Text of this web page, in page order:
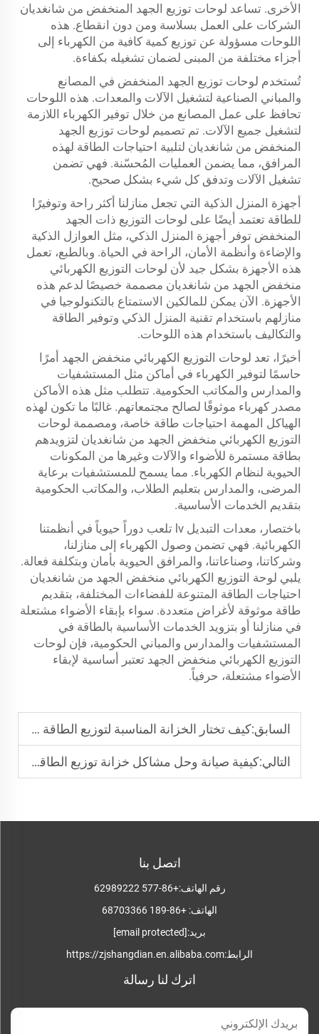
الأخرى. تساعد لوحات توزيع الجهد المنخفض من شانغديان
الشركات على العمل بسلاسة ومن دون انقطاع. هذه
اللوحات مسؤولة عن توزيع كمية كافية من الكهرباء إلى
أجزاء مختلفة من المبنى لضمان تشغيله بكفاءة.
تُستخدم لوحات توزيع الجهد المنخفض في المصانع
والمباني الصناعية لتشغيل الآلات والمعدات. هذه اللوحات
تحافظ على عمل المصانع من خلال توفير الكهرباء اللازمة
لتشغيل جميع الآلات. تم تصميم لوحات توزيع الجهد
المنخفض من شانغديان لتلبية احتياجات الطاقة لهذه
المرافق، مما يضمن العمليات المُحسّنة. فهي تضمن
تشغيل الآلات وتدفق كل شيء بشكل صحيح.
أجهزة المنزل الذكية التي تجعل منازلنا أكثر راحة وتوفيرًا
للطاقة تعتمد أيضًا على لوحات التوزيع ذات الجهد
المنخفض توفر أجهزة المنزل الذكي، مثل العوازل الذكية
والإضاءة وأنظمة الأمان، الراحة في الحياة. وبالطبع، تعمل
هذه الأجهزة بشكل جيد لأن لوحات التوزيع الكهربائي
منخفض الجهد من شانغديان مصممة خصيصًا لدعم هذه
الأجهزة. الآن يمكن للمالكين الاستمتاع بالتكنولوجيا في
منازلهم باستخدام تقنية المنزل الذكي وتوفير الطاقة
والتكاليف باستخدام هذه اللوحات.
أخيرًا، تعد لوحات التوزيع الكهربائي منخفض الجهد أمرًا
حاسمًا لتوفير الكهرباء في أماكن مثل المستشفيات
والمدارس والمكاتب الحكومية. تتطلب مثل هذه الأماكن
مصدر كهرباء موثوقًا لصالح مجتمعاتهم. غالبًا ما تكون لهذه
الهياكل المهمة احتياجات طاقة خاصة، ومصممة لوحات
التوزيع الكهربائي منخفض الجهد من شانغديان لتزويدهم
بطاقة مستمرة للأضواء والآلات وغيرها من المكونات
الحيوية لنظام الكهرباء. مما يسمح للمستشفيات برعاية
المرضى، والمدارس بتعليم الطلاب، والمكاتب الحكومية
بتقديم الخدمات الأساسية.
باختصار، معدات التبديل lv
تلعب دوراً حيوياً في أنظمتنا
الكهربائية. فهي تضمن وصول الكهرباء إلى منازلنا،
وشركاتنا، وصناعاتنا، والمرافق الحيوية بأمان وبتكلفة فعالة.
يلبي لوحة التوزيع الكهربائي منخفض الجهد من شانغديان
احتياجات الطاقة المتنوعة للفضاءات المختلفة، بتقديم
طاقة موثوقة لأغراض متعددة. سواء بإبقاء الأضواء مشتعلة
في منازلنا أو بتزويد الخدمات الأساسية بالطاقة في
المستشفيات والمدارس والمباني الحكومية، فإن لوحات
التوزيع الكهربائي منخفض الجهد تعتبر أساسية لإبقاء
الأضواء مشتعلة، حرفياً.
السابق:كيف تختار الخزانة المناسبة لتوزيع الطاقة لمشروعك؟
التالي:كيفية صيانة وحل مشاكل خزانة توزيع الطاقة؟
اتصل بنا
رقم الهاتف:+86-577 62989222
الهاتف: +86-189 68703366
بريد:[email protected]
الرابط:https://zjshangdian.en.alibaba.com
اترك لنا رسالة